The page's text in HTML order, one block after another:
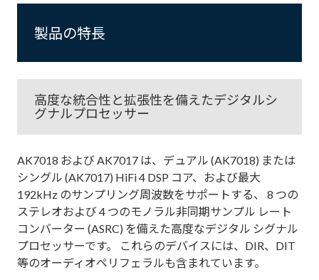
製品の特長
高度な統合性と拡張性を備えたデジタルシ
グナルプロセッサー
AK7018 および AK7017 は、デュアル (AK7018) または
シングル (AK7017) HiFi 4 DSP コア、および最大
192kHz のサンプリング周波数をサポートする、 8 つの
ステレオおよび 4 つのモノラル非同期サンプル レート
コンバーター (ASRC) を備えた高度なデジタル シグナル
プロセッサーです。 これらのデバイスには、DIR、DIT
等のオーディオペリフェラルも含まれています。